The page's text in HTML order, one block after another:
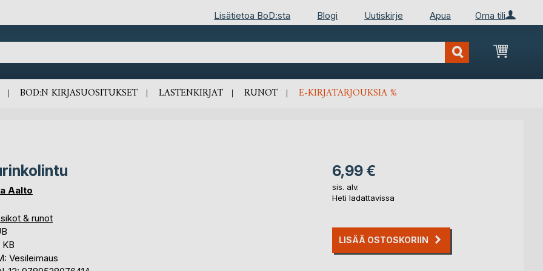
Oma tili
Lisätietoa BoD:sta Blogi Uutiskirje Apua
BOD:N KIRJASUOSITUKSET LASTENKIRJAT RUNOT E-KIRJATARJOUKSIA %
Aalto
& runot
KB
Vesileimaus
6,99 €
sis. alv.
Heti ladattavissa
LISÄÄ OSTOSKORIIN